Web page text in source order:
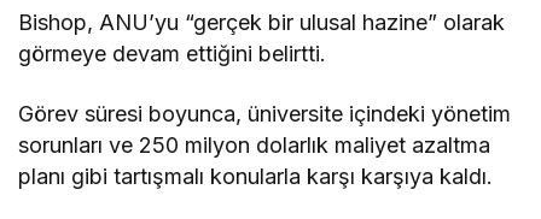
Bishop, ANU’yu “gerçek bir ulusal hazine” olarak
görmeye devam ettiğini belirtti.
Görev süresi boyunca, üniversite içindeki yönetim
sorunları ve 250 milyon dolarlık maliyet azaltma
planı gibi tartışmalı konularla karşı karşıya kaldı.